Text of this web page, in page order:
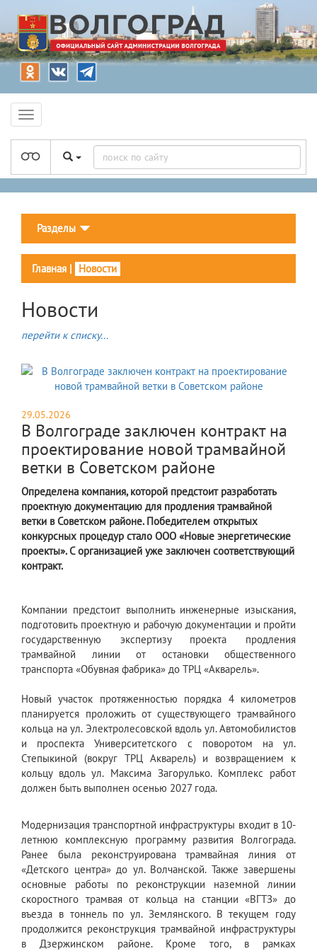
Разделы
Главная | Новости
Новости
перейти к списку...
29.05.2026
В Волгограде заключен контракт на
проектирование новой трамвайной
ветки в Советском районе
Определена компания, которой предстоит разработать
проектную документацию для продления трамвайной
ветки в Советском районе. Победителем открытых
конкурсных процедур стало ООО «Новые энергетические
проекты». С организацией уже заключен соответствующий
контракт.
Компании предстоит выполнить инженерные изыскания,
подготовить проектную и рабочую документации и пройти
государственную экспертизу проекта продления
трамвайной линии от остановки общественного
транспорта «Обувная фабрика» до ТРЦ «Акварель».
Новый участок протяженностью порядка 4 километров
планируется проложить от существующего трамвайного
кольца на ул. Электролесовской вдоль ул. Автомобилистов
и проспекта Университетского с поворотом на ул.
Степыкиной (вокруг ТРЦ Акварель) и возвращением к
кольцу вдоль ул. Максима Загорулько. Комплекс работ
должен быть выполнен осенью 2027 года.
Модернизация транспортной инфраструктуры входит в 10-
летнюю комплексную программу развития Волгограда.
Ранее была реконструирована трамвайная линия от
«Детского центра» до ул. Волчанской. Также завершены
основные работы по реконструкции наземной линии
скоростного трамвая от кольца на станции «ВГТЗ» до
въезда в тоннель по ул. Землянского. В текущем году
продолжится реконструкция трамвайной инфраструктуры
в Дзержинском районе. Кроме того, в рамках